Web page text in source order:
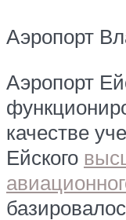
Аэропорт
Аэропорт
качестве
Ейского